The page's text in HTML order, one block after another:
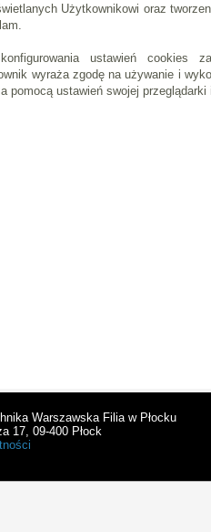
Użytkownikowi oraz
ustawień cookies
wyraża zgodę na używanie i
pomocą ustawień swojej przeglądarki
Warszawska Filia w Płocku
17, 09-400 Płock